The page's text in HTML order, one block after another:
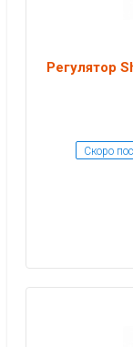
Регулятор
Скоро